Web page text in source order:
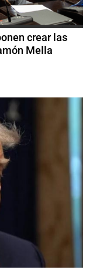
crear las
Mella